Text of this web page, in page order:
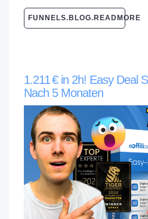
FUNNELS.BLOG.READMORE
1.211 € in 2h! Easy Deal
Nach 5 Monaten